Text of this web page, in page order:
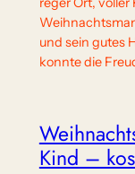
und sein gutes
konnte die
Kind –